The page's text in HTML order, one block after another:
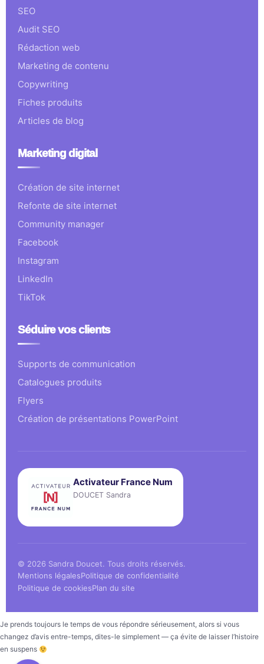
SEO
Audit SEO
Rédaction web
Marketing de contenu
Copywriting
Fiches produits
Articles de blog
Marketing digital
Création de site internet
Refonte de site internet
Community manager
Facebook
Instagram
LinkedIn
TikTok
Séduire vos clients
Supports de communication
Catalogues produits
Flyers
Création de présentations PowerPoint
Activateur France Num
DOUCET Sandra
© 2026 Sandra Doucet. Tous droits réservés.
Mentions légalesPolitique de confidentialité
Politique de cookiesPlan du site
Je prends toujours le temps de vous répondre sérieusement, alors si vous
changez d’avis entre-temps, dites-le simplement — ça évite de laisser l’histoire
en suspens